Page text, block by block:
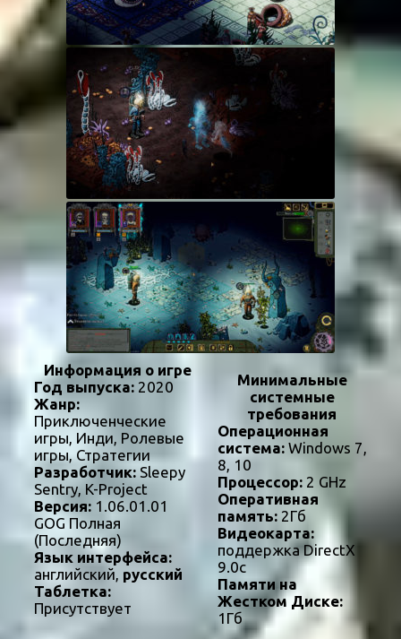
Информация о игре
Год выпуска: 2020
Жанр:
Приключенческие
игры, Инди, Ролевые
игры, Стратегии
Разработчик: Sleepy
Sentry, K-Project
Версия: 1.06.01.01
GOG Полная
(Последняя)
Язык интерфейса:
английский, русский
Таблетка:
Присутствует
Минимальные
системные
требования
Операционная
система:Windows 7,
8, 10
Процессор:2 GHz
Оперативная
память:2Гб
Видеокарта:
поддержка DirectX
9.0c
Памяти на
Жестком Диске:
1Гб